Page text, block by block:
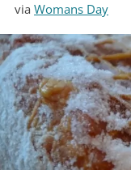
via Womans Day